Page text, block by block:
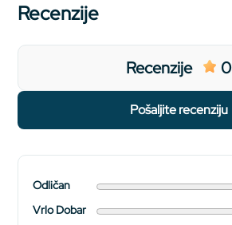
Recenzije
Recenzije 0
pošaljite recenziju
Odličan
Vrlo Dobar